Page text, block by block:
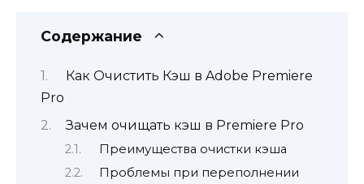
Содержание
Как Очистить Кэш в Adobe Premiere
Pro
Зачем очищать кэш в Premiere Pro
Преимущества очистки кэша
Проблемы при переполнении